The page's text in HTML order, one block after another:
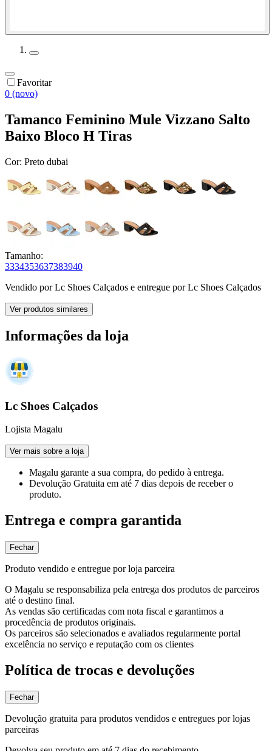
Favoritar
0 (novo)
Tamanco Feminino Mule Vizzano Salto
Baixo Bloco H Tiras
Cor: Preto dubai
Tamanho:
3334353637383940
Vendido porLc Shoes Calçados e entregue por Lc Shoes Calçados
Ver produtos similares
Informações da loja
Lc Shoes Calçados
Lojista Magalu
Ver mais sobre a loja
Magalu garante a sua compra, do pedido à entrega.
Devolução Gratuita em até 7 dias depois de receber o
produto.
Entrega e compra garantida
Fechar
Produto vendido e entregue por loja parceira
O Magalu se responsabiliza pela entrega dos produtos de parceiros
até o destino final.
As vendas são certificadas com nota fiscal e garantimos a
procedência de produtos originais.
Os parceiros são selecionados e avaliados regularmente portal
excelência no serviço e reputação com os clientes
Política de trocas e devoluções
Fechar
Devolução gratuita para produtos vendidos e entregues por lojas
parceiras